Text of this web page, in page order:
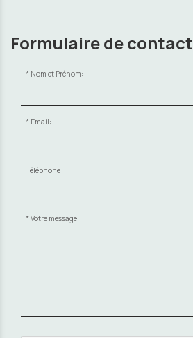
Formulaire de contact
Nom et Prénom:
Email:
Téléphone:
Votre message: